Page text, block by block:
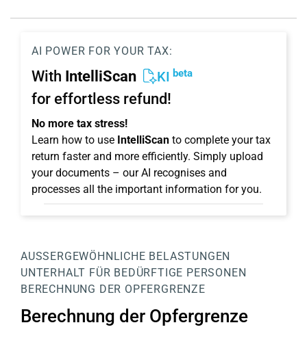
AI POWER FOR YOUR TAX:
With IntelliScan KI beta
for effortless refund!
No more tax stress!
Learn how to use IntelliScan to complete your tax
return faster and more efficiently. Simply upload
your documents – our AI recognises and
processes all the important information for you.
AUSSERGEWÖHNLICHE BELASTUNGEN
UNTERHALT FÜR BEDÜRFTIGE PERSONEN
BERECHNUNG DER OPFERGRENZE
Berechnung der Opfergrenze